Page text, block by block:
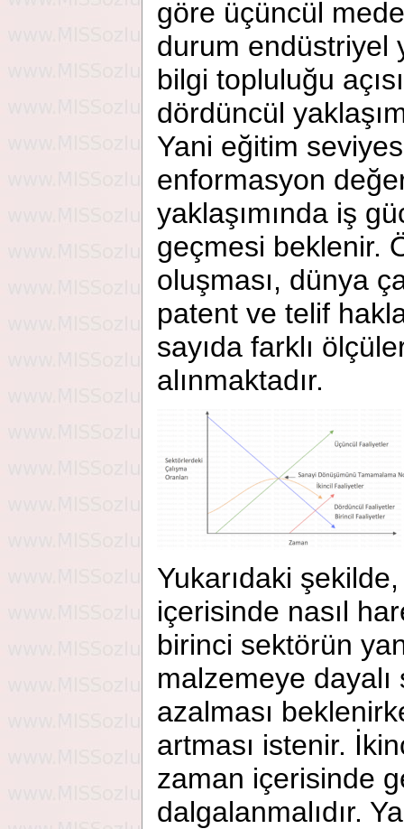
göre üçüncül
durum endüstriyel
bilgi topluluğu
dördüncül
Yani eğitim
enformasyon
yaklaşımında iş
geçmesi beklenir.
oluşması, dünya
patent ve telif
sayıda farklı
alınmaktadır.
Yukarıdaki
içerisinde nasıl
birinci sektörün
malzemeye dayalı
azalması
artması istenir.
zaman içerisinde
dalgalanmalıdır.